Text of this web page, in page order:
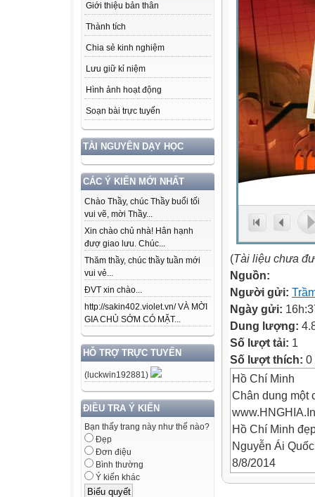
Giới thiệu bản thân
Thành tích
Chia sẻ kinh nghiệm
Lưu giữ kỉ niệm
Hình ảnh hoạt động
Soạn bài trực tuyến
TÀI NGUYÊN DẠY HỌC
CÁC Ý KIẾN MỚI NHẤT
Chào Thầy, chúc Thầy buổi tối
vui vẽ, mời Thầy...
Xin chào chủ nhà! Hân hạnh
đượ giao lưu. Chúc...
Thăm thầy, chúc thầy tuần mới
vui vẻ...
ĐVT xin chào...
http://sakin402.violet.vn/ VÀ MỜI
GIA CHỦ SỚM CÓ MẶT...
HỖ TRỢ TRỰC TUYẾN
(luckwin192881)
ĐIỀU TRA Ý KIẾN
Bạn thấy trang này như thế nào?
Đẹp
Đơn điệu
Bình thường
Ý kiến khác
(Tài liệu chưa
Nguồn:
Người gửi:
Ngày gửi:
Dung lượng:
Số lượt tải: 1
Số lượt thích: 0
Hồ Chí Minh
Chân dung một
Hồ Chí Minh
Nguyễn Ái
8/8/2014